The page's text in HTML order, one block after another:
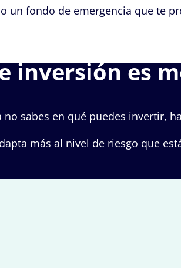
un fondo de emergencia que te
inversión es
sabes en qué puedes invertir,
más al nivel de riesgo que